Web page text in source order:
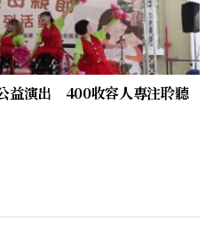
益演出 400收容人專注聆聽